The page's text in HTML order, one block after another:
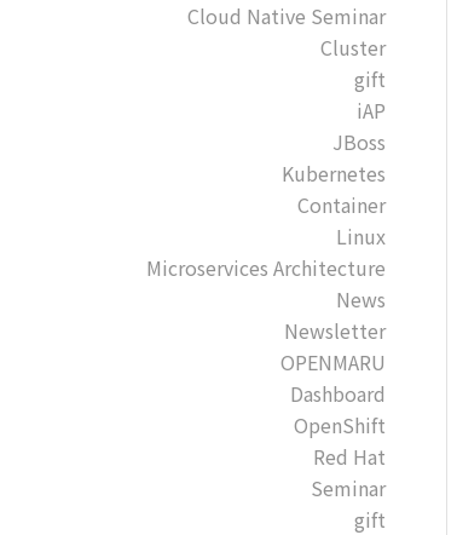
Cloud Native Seminar
Cluster
gift
iAP
JBoss
Kubernetes
Container
Linux
Microservices Architecture
News
Newsletter
OPENMARU
Dashboard
OpenShift
Red Hat
Seminar
gift